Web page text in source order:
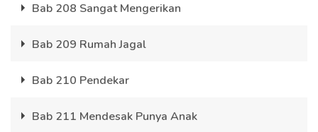
Bab 208 Sangat Mengerikan
Bab 209 Rumah Jagal
Bab 210 Pendekar
Bab 211 Mendesak Punya Anak